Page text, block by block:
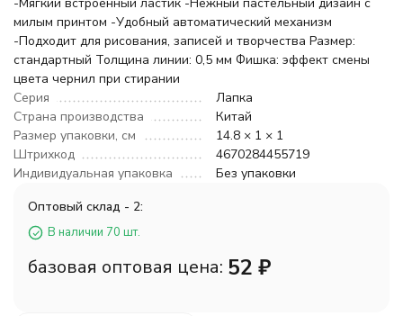
милым принтом -Удобный автоматический механизм
-Подходит для рисования, записей и творчества Размер:
стандартный Толщина линии: 0,5 мм Фишка: эффект смены
цвета чернил при стирании
Серия
Лапка
Страна производства
Китай
Размер упаковки, см
14.8 × 1 × 1
Штрихкод
4670284455719
Индивидуальная упаковка
Без упаковки
Оптовый склад - 2:
В наличии 70 шт.
базовая оптовая цена: 52 ₽